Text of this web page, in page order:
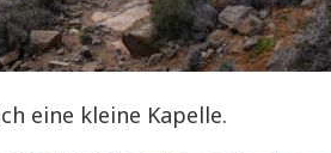
eine kleine Kapelle.